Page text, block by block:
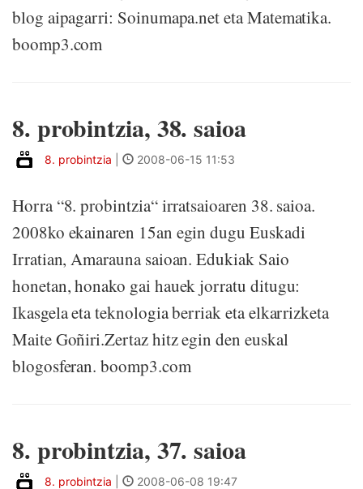
blog aipagarri: Soinumapa.net eta Matematika.
boomp3.com
8. probintzia, 38. saioa
8. probintzia 2008-06-15 11:53
Horra “8. probintzia“ irratsaioaren 38. saioa.
2008ko ekainaren 15an egin dugu Euskadi
Irratian, Amarauna saioan. Edukiak Saio
honetan, honako gai hauek jorratu ditugu:
Ikasgela eta teknologia berriak eta elkarrizketa
Maite Goñiri.Zertaz hitz egin den euskal
blogosferan. boomp3.com
8. probintzia, 37. saioa
8. probintzia 2008-06-08 19:47